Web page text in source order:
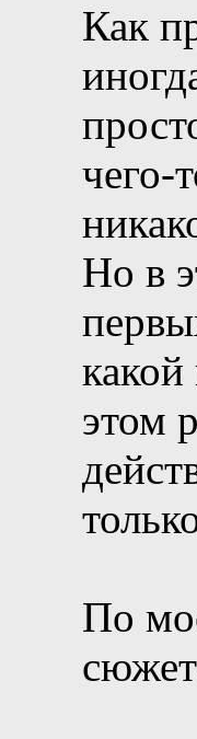
Как
чего-
Но в
этом
По